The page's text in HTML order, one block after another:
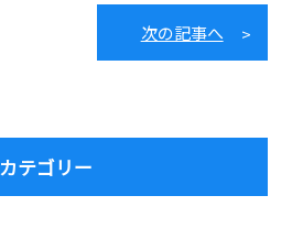
次の記事へ
カテゴリー